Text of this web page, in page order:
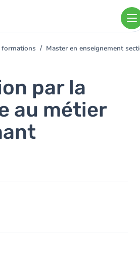
Master en enseignement
par la
au métier